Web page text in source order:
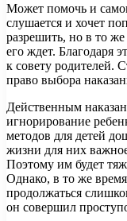
Может помочь и
слушается и хочет
разрешить, но в то
его ждет. Благодаря
к совету родителей.
право выбора
Действенным
игнорирование
методов для детей
жизни для них
Поэтому им будет
Однако, в то же
продолжаться
он совершил